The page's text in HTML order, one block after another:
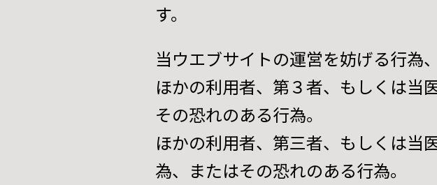
す。
当ウエブサイトの運営を妨げる行為
ほかの利用者、第３者、もしくは当
その恐れのある行為。
ほかの利用者、第三者、もしくは当
為、またはその恐れのある行為。